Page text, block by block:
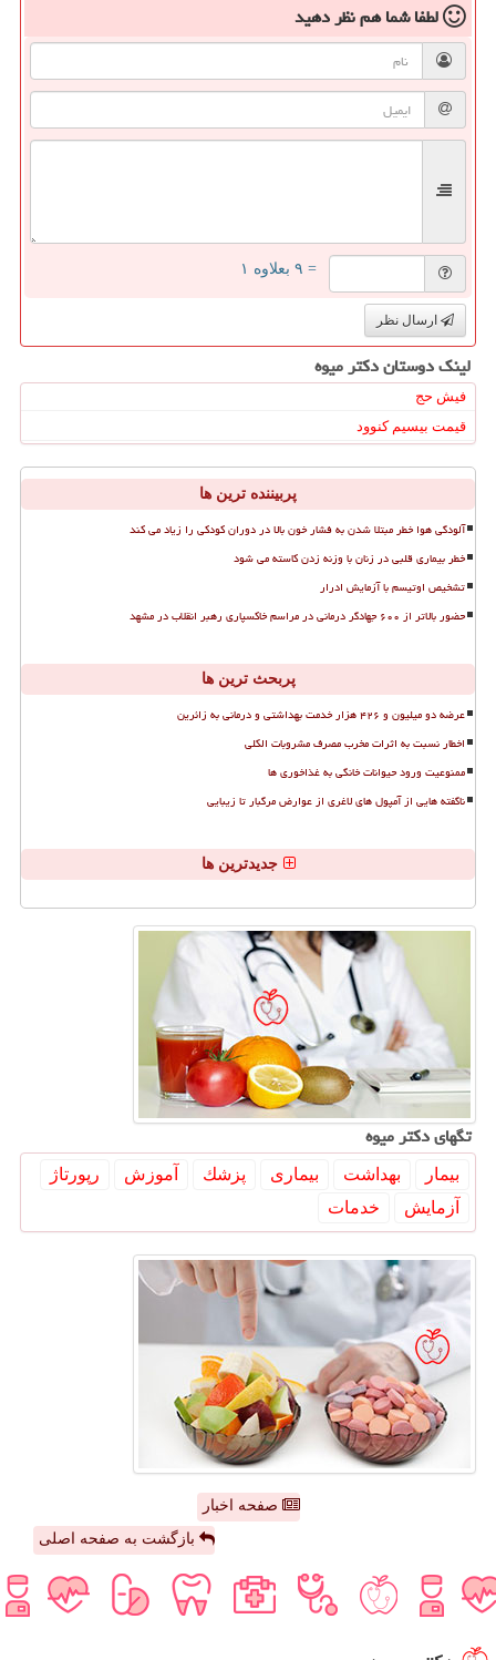
لطفا شما همنظر دهید
= ۹ بعلاوه ۱
ارسال نظر
لینک دوستان دكتر میوه
فیش حج
قیمت بیسیم کنوود
پربیننده ترین ها
آلودگی هوا خطر مبتلا شدن به فشار خون بالا در دوران کودکی را زیاد می کند
خطر بیماری قلبی در زنان با وزنه زدن کاسته می شود
تشخیص اوتیسم با آزمایش ادرار
حضور بالاتر از ۶۰۰ جهادگر درمانی در مراسم خاکسپاری رهبر انقلاب در مشهد
پربحث ترین ها
عرضه دو میلیون و ۴۲۶ هزار خدمت بهداشتی و درمانی به زائرین
اخطار نسبت به اثرات مخرب مصرف مشروبات الکلی
ممنوعیت ورود حیوانات خانگی به غذاخوری ها
ناگفته هایی از آمپول های لاغری از عوارض مرگبار تا زیبایی
جدیدترین ها
تگهای دكتر میوه
بیمار بهداشت بیماری پزشك آموزش
رپورتاژ
آزمایش
خدمات
صفحه اخبار
بازگشت به صفحه اصلی